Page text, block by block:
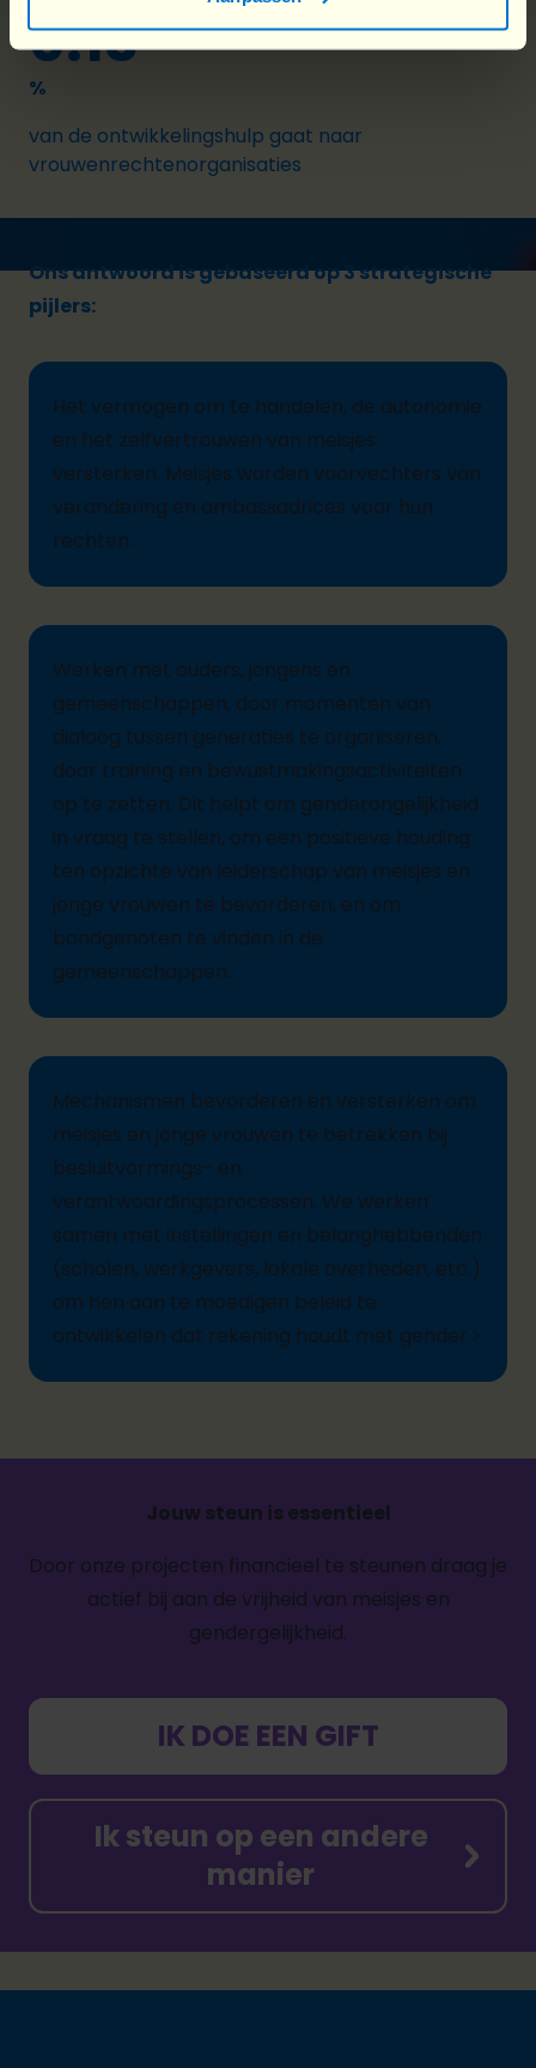
0.13
%
van de ontwikkelingshulp gaat naar
vrouwenrechtenorganisaties
Ons antwoord is gebaseerd op 3 strategische
pijlers:
Het vermogen om te handelen, de autonomie
en het zelfvertrouwen van meisjes
versterken. Meisjes worden voorvechters van
verandering en ambassadrices voor hun
rechten.
Werken met ouders, jongens en
gemeenschappen, door momenten van
dialoog tussen generaties te organiseren,
door training en bewustmakingsactiviteiten
op te zetten. Dit helpt om genderongelijkheid
in vraag te stellen, om een positieve houding
ten opzichte van leiderschap van meisjes en
jonge vrouwen te bevorderen, en om
bondgenoten te vinden in de
gemeenschappen.
Mechanismen bevorderen en versterken om
meisjes en jonge vrouwen te betrekken bij
besluitvormings- en
verantwoordingsprocessen. We werken
samen met instellingen en belanghebbenden
(scholen, werkgevers, lokale overheden, etc.)
om hen aan te moedigen beleid te
ontwikkelen dat rekening houdt met gender.>
Jouw steun is essentieel
Door onze projecten financieel te steunen draag je
actief bij aan de vrijheid van meisjes en
gendergelijkheid.
IK DOE EEN GIFT
Ik steun op een andere
manier